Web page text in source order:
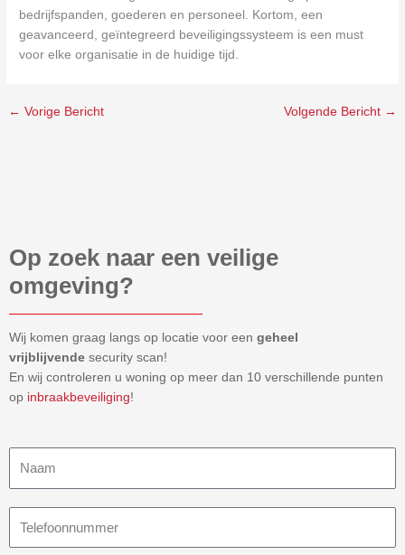
bedrijfspanden, goederen en personeel. Kortom, een
geavanceerd, geïntegreerd beveiligingssysteem is een must
voor elke organisatie in de huidige tijd.
← Vorige Bericht Volgende Bericht →
Op zoek naar een veilige
omgeving?
Wij komen graag langs op locatie voor een geheel
vrijblijvende security scan!
En wij controleren u woning op meer dan 10 verschillende punten
op inbraakbeveiliging!